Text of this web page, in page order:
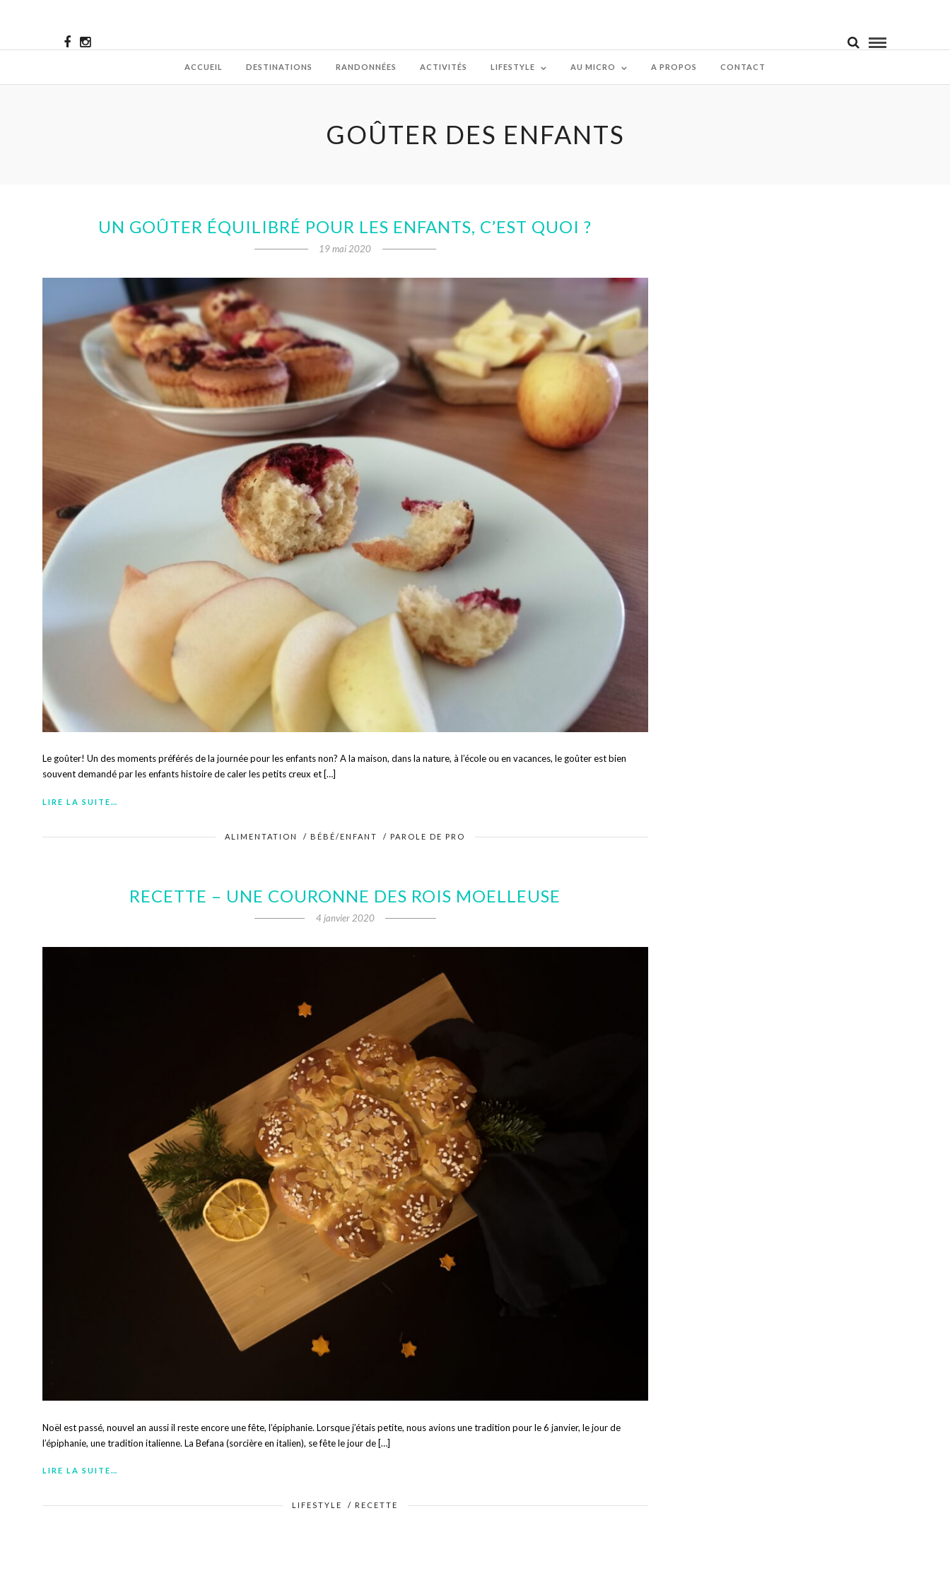
ACCUEIL DESTINATIONS RANDONNÉES ACTIVITÉS LIFESTYLE AU MICRO A PROPOS CONTACT
GOÛTER DES ENFANTS
UN GOÛTER ÉQUILIBRÉ POUR LES ENFANTS, C’EST QUOI ?
19 mai 2020
Le goûter! Un des moments préférés de la journée pour les enfants non? A la maison, dans la nature, à l’école ou en vacances, le goûter est bien
souvent demandé par les enfants histoire de caler les petits creux et […]
LIRE LA SUITE…
ALIMENTATION / BÉBÉ/ENFANT / PAROLE DE PRO
RECETTE – UNE COURONNE DES ROIS MOELLEUSE
4 janvier 2020
Noël est passé, nouvel an aussi il reste encore une fête, l’épiphanie. Lorsque j’étais petite, nous avions une tradition pour le 6 janvier, le jour de
l’épiphanie, une tradition italienne. La Befana (sorcière en italien), se fête le jour de […]
LIRE LA SUITE…
LIFESTYLE / RECETTE